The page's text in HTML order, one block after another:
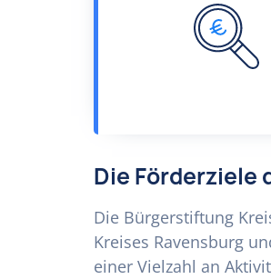
Die Förderziele
Die Bürgerstiftung
Kreises Ravensburg
einer Vielzahl an